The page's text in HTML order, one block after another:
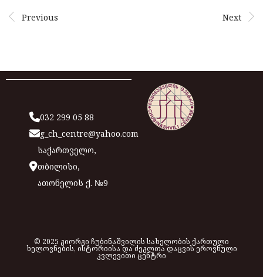
Previous Next
032 299 05 88
g_ch_centre@yahoo.com
საქართველო,
თბილისი,
ათონელის ქ. №9
© 2025 გიორგი ჩუბინაშვილის სახელობის ქართული
ხელოვნების, ისტორიისა და ძეგლთა დაცვის ეროვნული
კვლევითი ცენტრი